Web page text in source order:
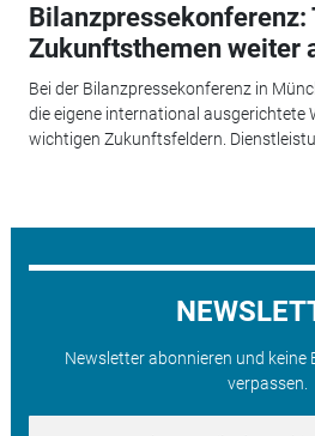
Bilanzpressekonferenz:
Zukunftsthemen weiter
Bei der Bilanzpressekonferenz in
die eigene international ausgerichtete
wichtigen Zukunftsfeldern.
Newsletter abonnieren und keine
verpassen.